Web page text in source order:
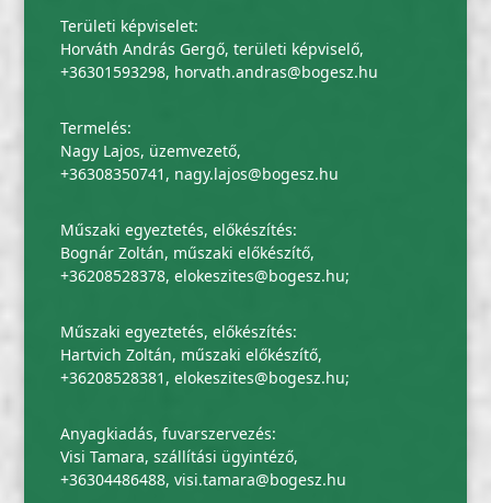
Területi képviselet:
Horváth András Gergő, területi képviselő,
+36301593298, horvath.andras@bogesz.hu
Termelés:
Nagy Lajos, üzemvezető,
+36308350741 , nagy.lajos@bogesz.hu
Műszaki egyeztetés, előkészítés:
Bognár Zoltán, műszaki előkészítő,
+36208528378, elokeszites@bogesz.hu;
Műszaki egyeztetés, előkészítés:
Hartvich Zoltán, műszaki előkészítő,
+36208528381 , elokeszites@bogesz.hu;
Anyagkiadás, fuvarszervezés:
Visi Tamara, szállítási ügyintéző,
+36304486488, visi.tamara@bogesz.hu